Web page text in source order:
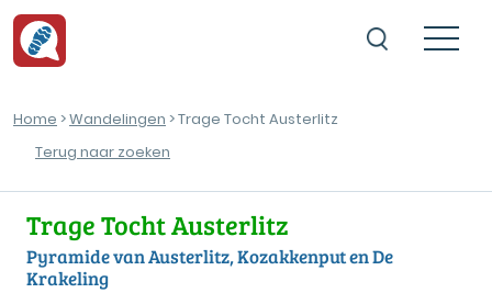
Home >Wandelingen > Trage Tocht Austerlitz
Terug naar zoeken
Trage Tocht Austerlitz
Pyramide van Austerlitz, Kozakkenput en De
Krakeling